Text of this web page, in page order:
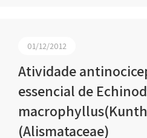
01/12/2012
Atividade
essencial de
(Alismataceae)